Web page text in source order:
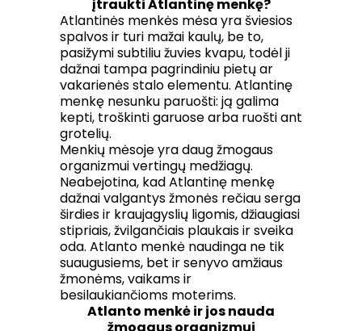
įtraukti Atlantinę menkę?
Atlantinės menkės mėsa yra šviesios
spalvos ir turi mažai kaulų, be to,
pasižymi subtiliu žuvies kvapu, todėl ji
dažnai tampa pagrindiniu pietų ar
vakarienės stalo elementu. Atlantinę
menkę nesunku paruošti: ją galima
kepti, troškinti garuose arba ruošti ant
grotelių.
Menkių mėsoje yra daug žmogaus
organizmui vertingų medžiagų.
Neabejotina, kad Atlantinę menkę
dažnai valgantys žmonės rečiau serga
širdies ir kraujagyslių ligomis, džiaugiasi
stipriais, žvilgančiais plaukais ir sveika
oda. Atlanto menkė naudinga ne tik
suaugusiems, bet ir senyvo amžiaus
žmonėms, vaikams ir
besilaukiančioms moterims.
Atlanto menkė ir jos nauda